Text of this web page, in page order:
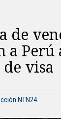
de
a Perú
visa
NTN24